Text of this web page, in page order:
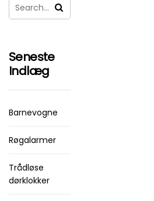
Seneste
Indlæg
Barnevogne
Røgalarmer
Trådløse
dørklokker